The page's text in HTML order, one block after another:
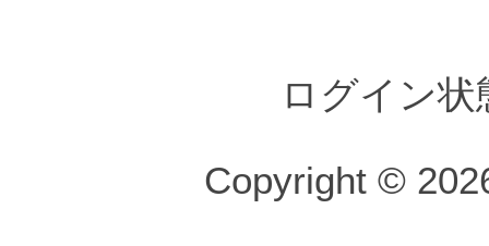
ログイン
Copyright ©